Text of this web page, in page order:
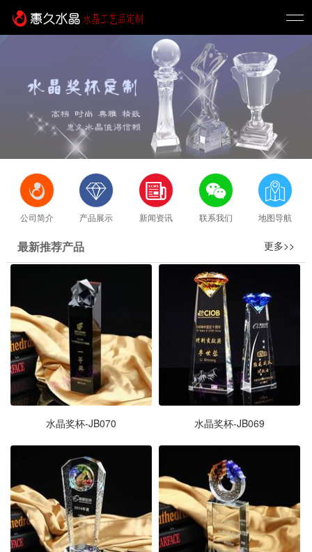
公司简介 产品展示 新闻资讯 联系我们 地图导航
更多>>
最新推荐产品
水晶奖杯-JB070 水晶奖杯-JB069